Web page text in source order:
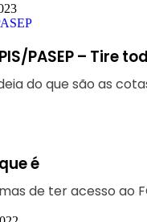
PASEP – Tire
do que são as
é
de ter acesso ao